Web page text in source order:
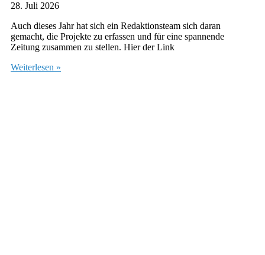
28. Juli 2026
Auch dieses Jahr hat sich ein Redaktionsteam sich daran
gemacht, die Projekte zu erfassen und für eine spannende
Zeitung zusammen zu stellen. Hier der Link
Weiterlesen »